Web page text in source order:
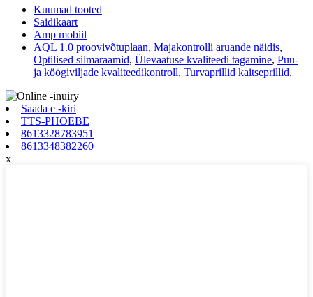
Kuumad tooted
Saidikaart
Amp mobiil
AQL 1.0 proovivõtuplaan, Majakontrolli aruande näidis,
Optilised silmaraamid, Ülevaatuse kvaliteedi tagamine, Puu-
ja köögiviljade kvaliteedikontroll, Turvaprillid kaitseprillid,
Saada e -kiri
TTS-PHOEBE
8613328783951
8613348382260
x